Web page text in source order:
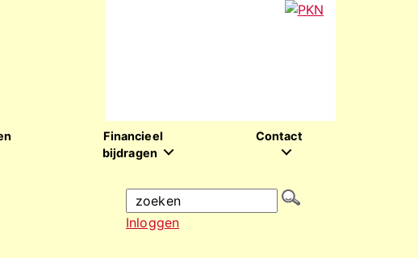
Financieel
bijdragen
Contact
Inloggen